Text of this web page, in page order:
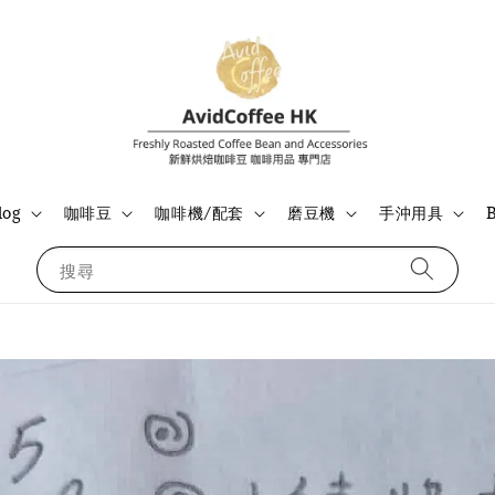
搜尋
咖啡豆 咖啡機/配套 磨豆機 手沖用具